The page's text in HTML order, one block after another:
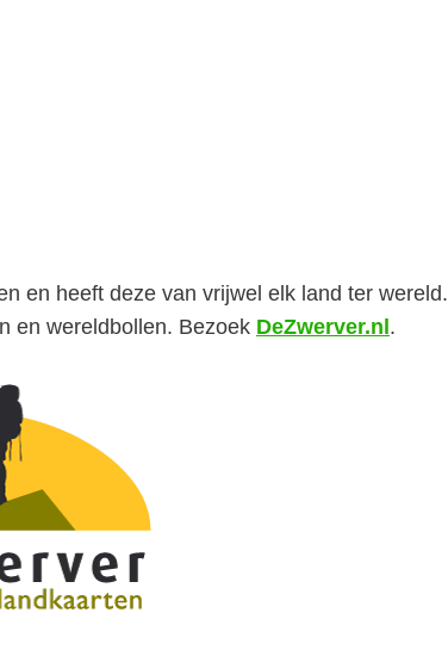
en heeft deze van vrijwel elk land ter wereld.
en wereldbollen. Bezoek DeZwerver.nl .